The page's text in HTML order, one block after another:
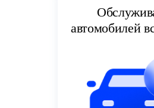
автомобилей